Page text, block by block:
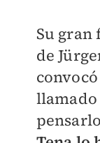
Su
de